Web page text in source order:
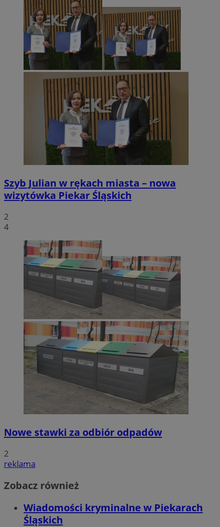
Szyb Julian w rękach miasta – nowa
wizytówka Piekar Śląskich
2
4
Nowe stawki za odbiór odpadów
2
reklama
Zobacz również
Wiadomości kryminalne w Piekarach
Śląskich